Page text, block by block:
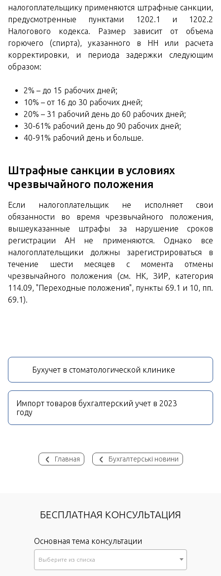
Главная Бухгалтерські новини
налогоплательщику применяются штрафные санкции,
предусмотренные пунктами 1202.1 и 1202.2
Налогового кодекса. Размер зависит от объема
горючего (спирта), указанного в НН или расчета
корректировки, и периода задержки следующим
образом:
2% – до 15 рабочих дней;
10% – от 16 до 30 рабочих дней;
20% – 31 рабочий день до 60 рабочих дней;
30-61% рабочий день до 90 рабочих дней;
40-91% рабочий день и больше.
Штрафные санкции в условиях
чрезвычайного положения
Если налогоплательщик не исполняет свои
обязанности во время чрезвычайного положения,
вышеуказанные штрафы за нарушение сроков
регистрации АН не применяются. Однако все
налогоплательщики должны зарегистрироваться в
течение шести месяцев с момента отмены
чрезвычайного положения (см. НК, ЗИР, категория
114.09, "Переходные положения", пункты 69.1 и 10, пп.
69.1).
Бухучет в стоматологической клинике
Импорт товаров бухгалтерский учет в 2023
году
БЕСПЛАТНАЯ КОНСУЛЬТАЦИЯ
Основная тема консультации
Выберите из списка